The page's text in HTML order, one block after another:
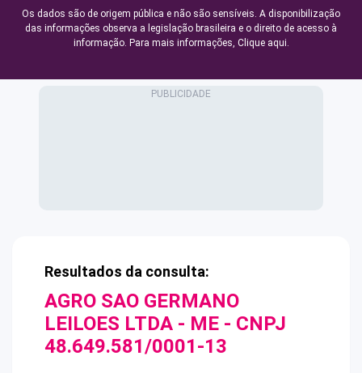
Os dados são de origem pública e não são sensíveis. A disponibilização
das informações observa a legislação brasileira e o direito de acesso à
informação. Para mais informações, Clique aqui.
Resultados da consulta:
AGRO SAO GERMANO
LEILOES LTDA - ME - CNPJ
48.649.581/0001-13